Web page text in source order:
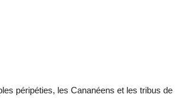
péripéties, les Cananéens et les tribus de